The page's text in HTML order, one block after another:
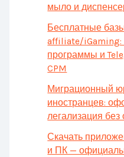
мыло и
Бесплатные
affiliate/iGaming:
программы и
CPM
Миграционный
иностранцев:
легализация
Скачать
и ПК —